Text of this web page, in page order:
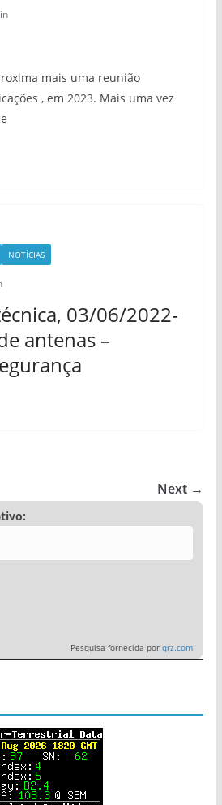
mais uma reunião
, em 2023. Mais uma vez
NOTÍCIAS
03/06/2022-
antenas –
Next →
Pesquisa fornecida por qrz.com